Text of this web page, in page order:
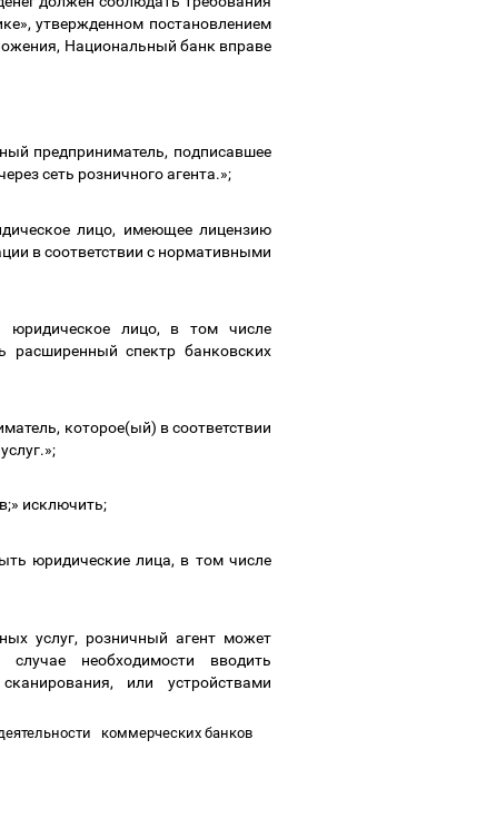
утвержденном постановлением
Национальный банк вправе
предприниматель, подписавшее
сеть розничного агента.»;
лицо, имеющее лицензию
в соответствии с нормативными
юридическое лицо, в том числе
расширенный спектр банковских
которое(ый) в соответствии
исключить;
юридические лица, в том числе
услуг, розничный агент может
необходимости вводить
или устройствами
коммерческих банков